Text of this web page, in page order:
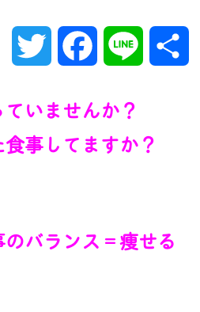
i
e
o
いませんか？
事してますか？
バランス＝痩せる